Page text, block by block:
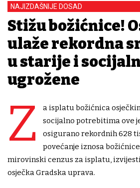
NAJIZDAŠNIJE DOSAD
Stižu božićnice!
ulaže rekordna
u starije i
ugrožene
Z
a isplatu božićnica
socijalno potrebitima ove
osigurano rekordnih 628
povećanje iznosa
mirovinski cenzus za isplatu,
osječka Gradska uprava.